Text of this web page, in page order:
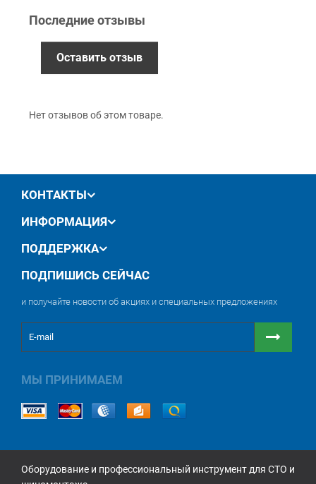
Оплата картой Visa, Mastercard - LiqPay
Безналичный расчет (с НДС)
Последние отзывы
Оставить отзыв
Нет отзывов об этом товаре.
КОНТАКТЫ
ИНФОРМАЦИЯ
ПОДДЕРЖКА
ПОДПИШИСЬ СЕЙЧАС
и получайте новости об акциях и специальных предложениях
МЫ ПРИНИМАЕМ
Оборудование и профессиональный инструмент для СТО и